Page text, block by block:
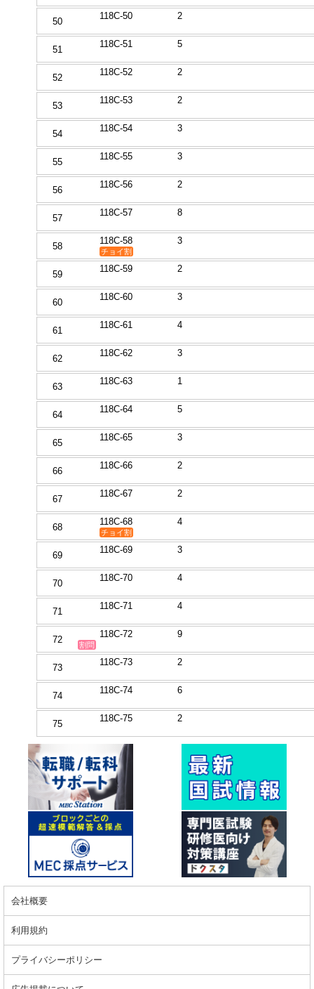
50
118C-50 2
51
118C-51 5
52
118C-52 2
53
118C-53 2
54
118C-54 3
55
118C-55 3
56
118C-56 2
57
118C-57 8
58
118C-58 3
チョイ割
59
118C-59 2
60
118C-60 3
61
118C-61 4
62
118C-62 3
63
118C-63 1
64
118C-64 5
65
118C-65 3
66
118C-66 2
67
118C-67 2
68
118C-68 4
チョイ割
69
118C-69 3
70
118C-70 4
71
118C-71 4
72
118C-72 9
割問
73
118C-73 2
74
118C-74 6
75
118C-75 2
会社概要
利用規約
プライバシーポリシー